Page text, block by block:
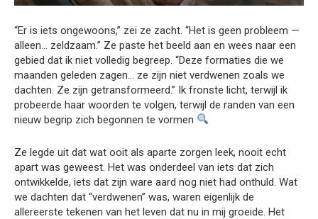
“Er is iets ongewoons,” zei ze zacht. “Het is geen probleem —
alleen… zeldzaam.” Ze paste het beeld aan en wees naar een
gebied dat ik niet volledig begreep. “Deze formaties die we
maanden geleden zagen… ze zijn niet verdwenen zoals we
dachten. Ze zijn getransformeerd.” Ik fronste licht, terwijl ik
probeerde haar woorden te volgen, terwijl de randen van een
nieuw begrip zich begonnen te vormen
Ze legde uit dat wat ooit als aparte zorgen leek, nooit echt
apart was geweest. Het was onderdeel van iets dat zich
ontwikkelde, iets dat zijn ware aard nog niet had onthuld. Wat
we dachten dat “verdwenen” was, waren eigenlijk de
allereerste tekenen van het leven dat nu in mij groeide. Het